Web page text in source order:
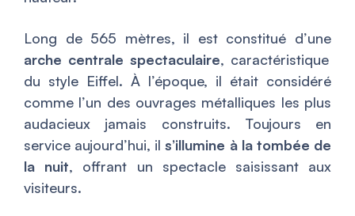
Long de 565 mètres, il est constitué d’une
arche centrale spectaculaire, caractéristique
du style Eiffel. À l’époque, il était considéré
comme l’un des ouvrages métalliques les plus
audacieux jamais construits. Toujours en
service aujourd’hui, il s’illumine à la tombée de
la nuit, offrant un spectacle saisissant aux
visiteurs.